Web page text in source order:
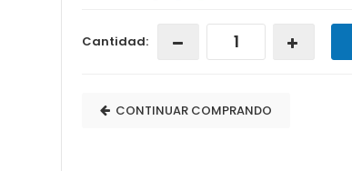
Cantidad:
CONTINUAR COMPRANDO